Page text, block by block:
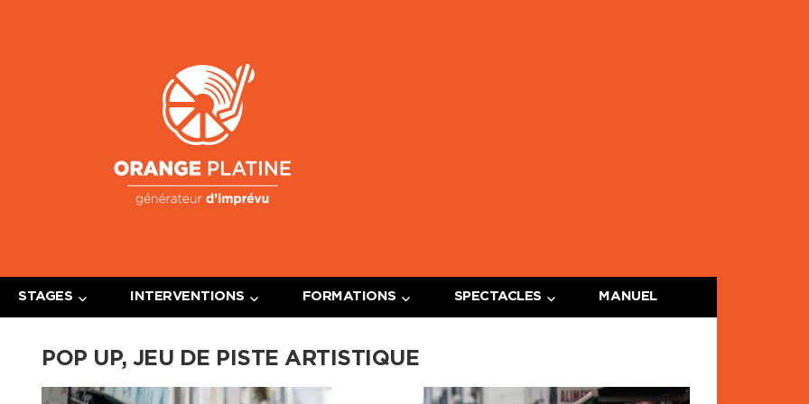
STAGES INTERVENTIONS FORMATIONS SPECTACLES MANUEL
POP UP, JEU DE PISTE ARTISTIQUE